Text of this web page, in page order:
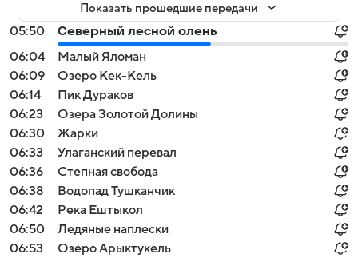
Показать прошедшие передачи
05:50
Северный лесной олень
06:04
Малый Яломан
06:09
Озеро Кек-Кель
06:14
Пик Дураков
06:23
Озера Золотой Долины
06:30
Жарки
06:33
Улаганский перевал
06:36
Степная свобода
06:38
Водопад Тушканчик
06:42
Река Ештыкол
06:50
Ледяные наплески
06:53
Озеро Арыктукель